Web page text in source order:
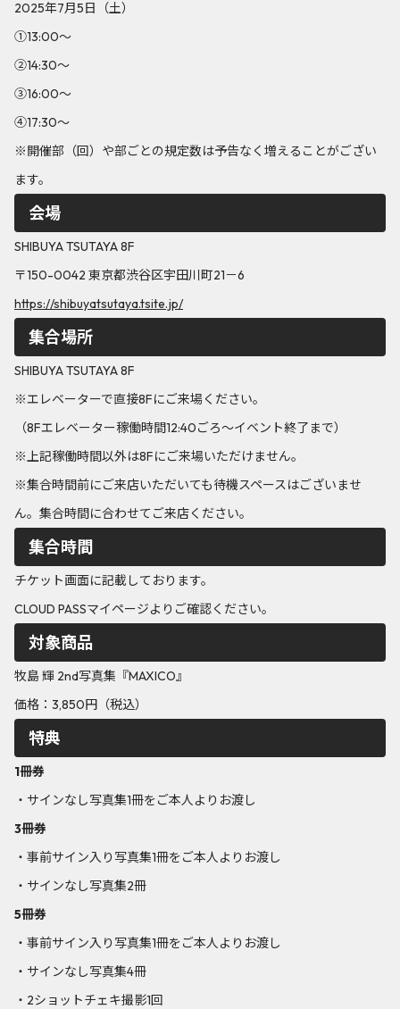
2025年7月5日（土）
①13:00～
②14:30～
③16:00～
④17:30～
※開催部（回）や部ごとの規定数は予告なく増えることがござい
ます。
会場
SHIBUYA TSUTAYA 8F
〒150-0042 東京都渋谷区宇田川町21－6
https://shibuyatsutaya.tsite.jp/
集合場所
SHIBUYA TSUTAYA 8F
※エレベーターで直接8Fにご来場ください。
（8Fエレベーター稼働時間12:40ごろ～イベント終了まで）
※上記稼働時間以外は8Fにご来場いただけません。
※集合時間前にご来店いただいても待機スペースはございませ
ん。集合時間に合わせてご来店ください。
集合時間
チケット画面に記載しております。
CLOUD PASSマイページよりご確認ください。
対象商品
牧島 輝 2nd写真集『MAXICO』
価格：3,850円（税込）
特典
1冊券
・サインなし写真集1冊をご本人よりお渡し
3冊券
・事前サイン入り写真集1冊をご本人よりお渡し
・サインなし写真集2冊
5冊券
・事前サイン入り写真集1冊をご本人よりお渡し
・サインなし写真集4冊
・2ショットチェキ撮影1回